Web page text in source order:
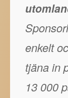
enkelt
tjäna in
13 000